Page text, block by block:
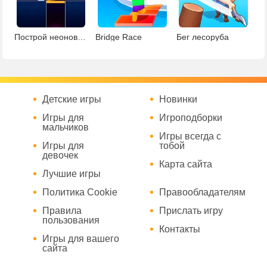
Построй неоновый мост Bridge Race Бег лесоруба
Детские игры
Игры для
мальчиков
Игры для
девочек
Лучшие игры
Новинки
Игроподборки
Игры всегда с
тобой
Карта сайта
Политика Cookie
Правила
пользования
Игры для вашего
сайта
Правообладателям
Прислать игру
Контакты